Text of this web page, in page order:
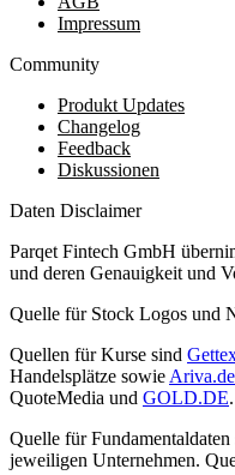
Impressum
Community
Produkt Updates
Changelog
Feedback
Diskussionen
Daten Disclaimer
Parqet Fintech GmbH
und deren Genauigkeit und
Quelle für Stock Logos und
Quellen für Kurse sind
Handelsplätze sowie
QuoteMedia und GOLD.DE.
Quelle für
jeweiligen Unternehmen.